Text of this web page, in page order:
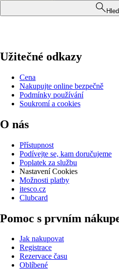
Užitečné odkazy
Cena
Nakupujte online bezpečně
Podmínky používání
Soukromí a cookies
O nás
Přístupnost
Podívejte se, kam doručujeme
Poplatek za službu
Nastavení Cookies
Možnosti platby
itesco.cz
Clubcard
Pomoc s prvním
Jak nakupovat
Registrace
Rezervace času
Oblíbené